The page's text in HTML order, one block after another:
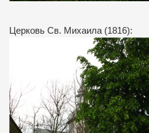
Церковь Св. Михаила (1816):